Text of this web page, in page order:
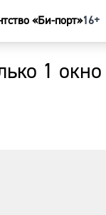
«Би-порт»16+
1